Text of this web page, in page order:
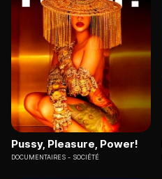
Pussy, Pleasure, Power!
DOCUMENTAIRES SOCIÉTÉ